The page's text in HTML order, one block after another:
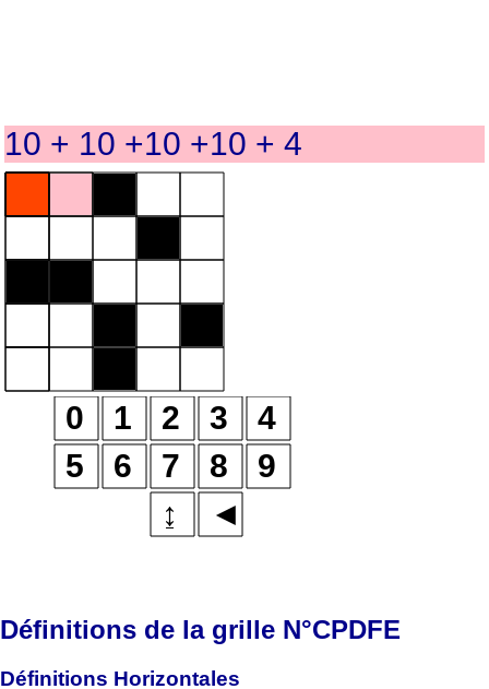
10 + 10 +10 +10 + 4
Définitions de la grille N°CPDFE
Définitions Horizontales